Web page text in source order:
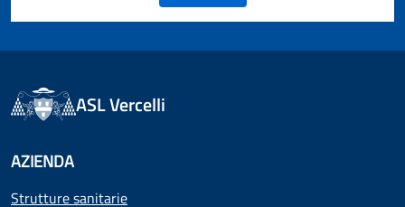
ASL Vercelli
AZIENDA
Strutture sanitarie